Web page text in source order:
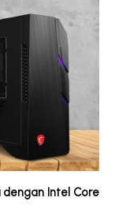
dengan Intel Core